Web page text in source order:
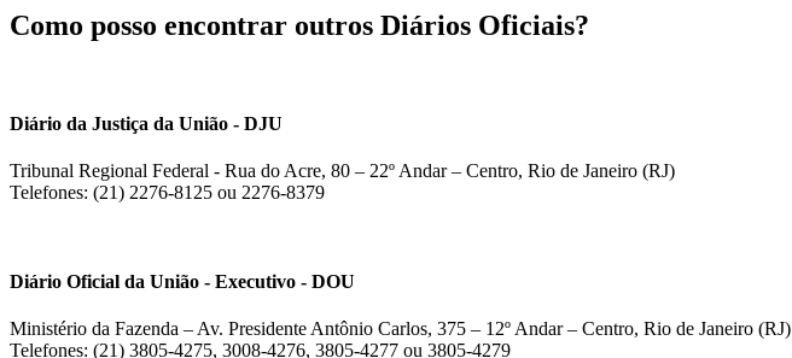
Como posso encontrar outros Diários Oficiais?
Diário da Justiça da União - DJU
Tribunal Regional Federal - Rua do Acre, 80 – 22º Andar – Centro, Rio de Janeiro (RJ)
Telefones: (21) 2276-8125 ou 2276-8379
Diário Oficial da União - Executivo - DOU
Ministério da Fazenda – Av. Presidente Antônio Carlos, 375 – 12º Andar – Centro, Rio de Janeiro (RJ)
Telefones: (21) 3805-4275, 3008-4276, 3805-4277 ou 3805-4279